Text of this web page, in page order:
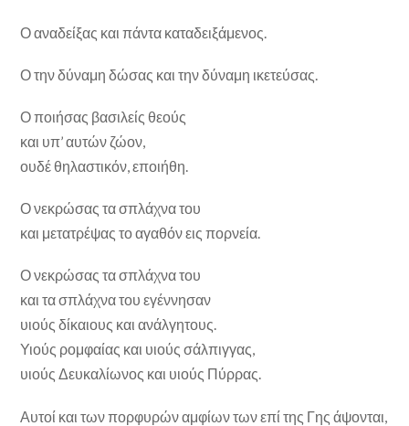
Ο αναδείξας και πάντα καταδειξάμενος.
Ο την δύναμη δώσας και την δύναμη ικετεύσας.
Ο ποιήσας βασιλείς θεούς
και υπ’ αυτών ζώον,
ουδέ θηλαστικόν, εποιήθη.
Ο νεκρώσας τα σπλάχνα του
και μετατρέψας το αγαθόν εις πορνεία.
Ο νεκρώσας τα σπλάχνα του
και τα σπλάχνα του εγέννησαν
υιούς δίκαιους και ανάλγητους.
Υιούς ρομφαίας και υιούς σάλπιγγας,
υιούς Δευκαλίωνος και υιούς Πύρρας.
Αυτοί και των πορφυρών αμφίων των επί της Γης άψονται,